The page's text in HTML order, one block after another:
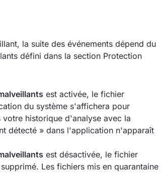
la suite des événements dépend du
défini dans la section Protection
est activée, le fichier
du système s'affichera pour
historique d'analyse avec la
détecté » dans l'application n'apparaît
est désactivée, le fichier
Les fichiers mis en quarantaine